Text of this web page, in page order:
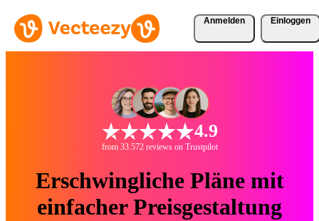
Anmelden Einloggen
4.9
from 33.572 reviews on Trustpilot
Erschwingliche Pläne mit
einfacher Preisgestaltung